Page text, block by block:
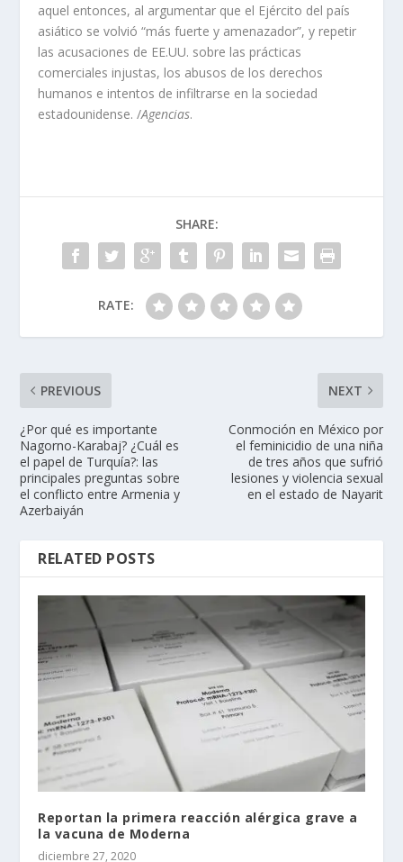
aquel entonces, al argumentar que el Ejército del país
asiático se volvió “más fuerte y amenazador”, y repetir
las acusaciones de EE.UU. sobre las prácticas
comerciales injustas, los abusos de los derechos
humanos e intentos de infiltrarse en la sociedad
estadounidense. /Agencias.
SHARE:
RATE:
PREVIOUS
¿Por qué es importante
Nagorno-Karabaj? ¿Cuál es
el papel de Turquía?: las
principales preguntas sobre
el conflicto entre Armenia y
Azerbaiyán
NEXT
Conmoción en México por
el feminicidio de una niña
de tres años que sufrió
lesiones y violencia sexual
en el estado de Nayarit
RELATED POSTS
Reportan la primera reacción alérgica grave a
la vacuna de Moderna
diciembre 27, 2020